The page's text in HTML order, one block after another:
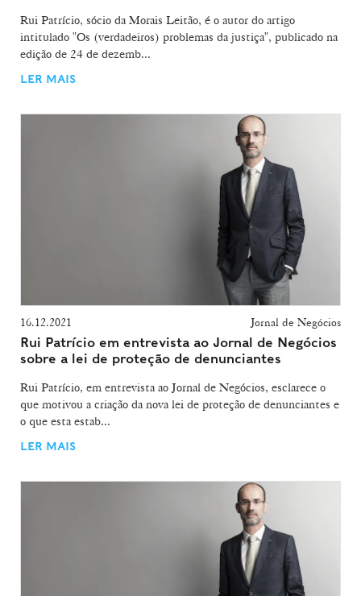
Rui Patrício, sócio da Morais Leitão, é o autor do artigo
intitulado "Os (verdadeiros) problemas da justiça", publicado na
edição de 24 de dezemb...
LER MAIS
16.12.2021 Jornal de Negócios
Rui Patrício em entrevista ao Jornal de Negócios
sobre a lei de proteção de denunciantes
Rui Patrício, em entrevista ao Jornal de Negócios, esclarece o
que motivou a criação da nova lei de proteção de denunciantes e
o que esta estab...
LER MAIS